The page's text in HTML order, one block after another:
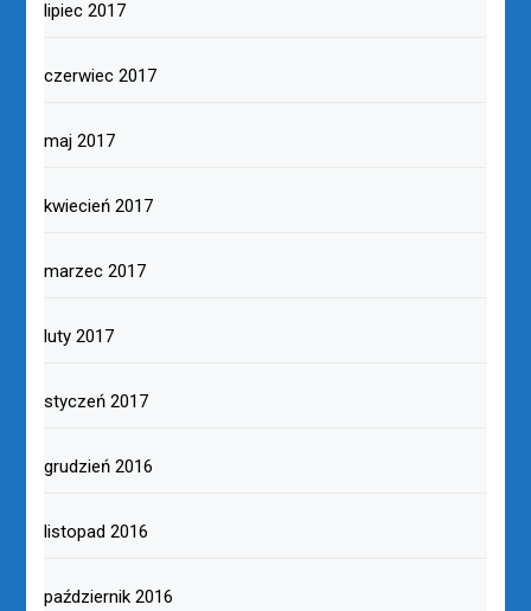
lipiec 2017
czerwiec 2017
maj 2017
kwiecień 2017
marzec 2017
luty 2017
styczeń 2017
grudzień 2016
listopad 2016
październik 2016